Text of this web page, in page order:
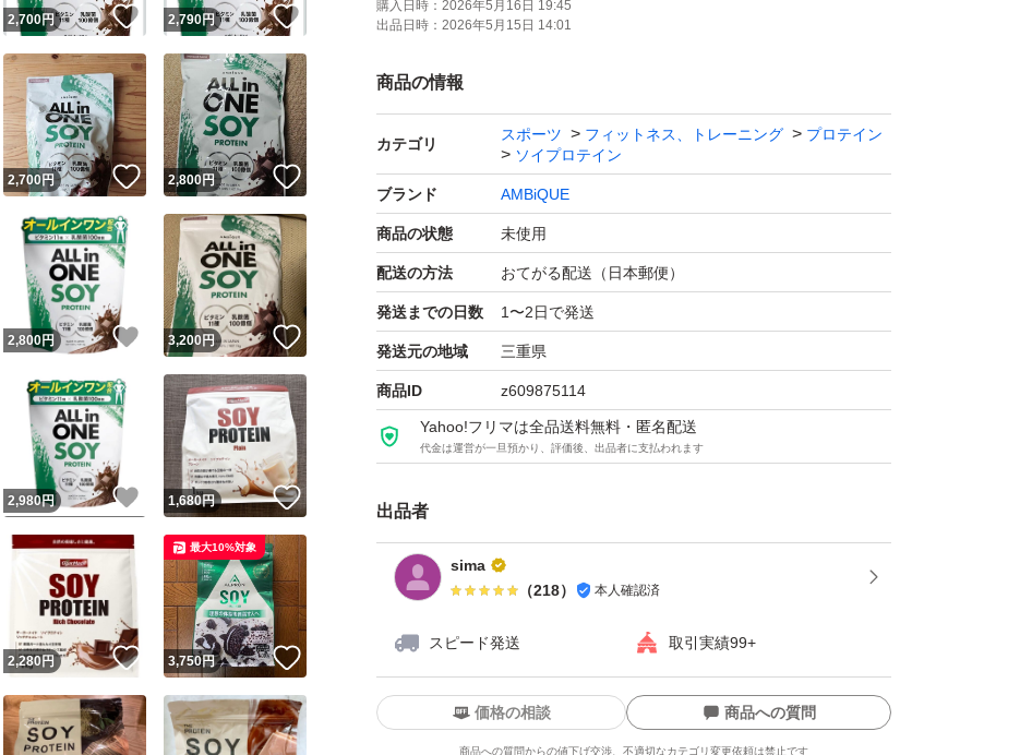
よろしくお願いいたします。
購入日時： 2026年5月16日 19:45
出品日時： 2026年5月15日 14:01
商品の情報
カテゴリ
スポーツ フィットネス、トレーニング
プロテイン
ソイプロテイン
ブランド AMBiQUE
商品の状態 未使用
配送の方法 おてがる配送（日本郵便）
発送までの日数 1〜2日で発送
発送元の地域 三重県
商品ID z609875114
Yahoo!フリマは全品送料無料・匿名配送
代金は運営が一旦預かり、評価後、出品者に支払われます
出品者
sima
（218） 本人確認済
スピード発送 取引実績99+
価格の相談 商品への質問
商品への質問からの値下げ交渉、不適切なカテゴリ変更依頼は禁止です
ね！
2,700円 いいね！
2,790円
いね！
2,700円 いいね！
2,800円 いいね！
いね！
2,800円 いいね！
3,200円 いいね！
いね！
2,980円 いいね！
1,680円
いね！
2,280円 いいね！
3,750円
最大10%対象